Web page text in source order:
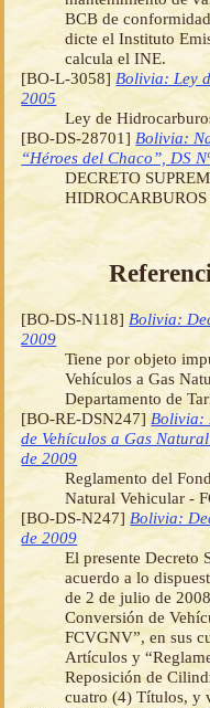
BCB de
dicte el Instituto
calcula el INE.
[BO-L-3058] Bolivia: Ley
2005
Ley de
[BO-DS-28701] Bolivia:
“Héroes del Chaco”, DS
DECRETO
[BO-DS-N118] Bolivia:
2009
Tiene por objeto
Vehículos a Gas
Departamento de
[BO-RE-DSN247]Bolivia:
de Vehículos a Gas
de 2009
Reglamento del
Natural Vehicular -
[BO-DS-N247] Bolivia:
de 2009
El presente Decreto
acuerdo a lo
de 2 de julio de
Conversión de
FCVGNV”, en sus
Artículos y
Reposición de
cuatro (4) Títulos, y